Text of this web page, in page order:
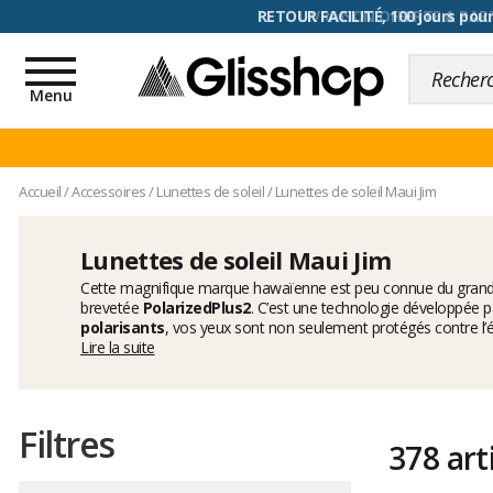
RETOUR FACILITÉ, 100 jours
Toggle
navigation
Menu
Accueil/Accessoires/Lunettes de soleil/Lunettes de soleil Maui Jim
Lunettes de soleil Maui Jim
Cette magnifique marque hawaïenne est peu connue du
brevetée PolarizedPlus2. C’est une technologie développée
polarisants, vos yeux sont non seulement protégés contre
complexes de l’environnement. Et votre vision n’en sera que
Lire la suite
Filtres 378